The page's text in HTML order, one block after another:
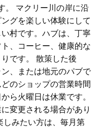
。 マクリー川の岸に沿
グを楽しい体験にして
村です。ハブは、丁寧
、コーヒー、健康的な
です。 散策した後
、または地元のパブで
のショップの営業時間
ら火曜日は休業です。
変更される場合があり
しみたい方は、毎月第